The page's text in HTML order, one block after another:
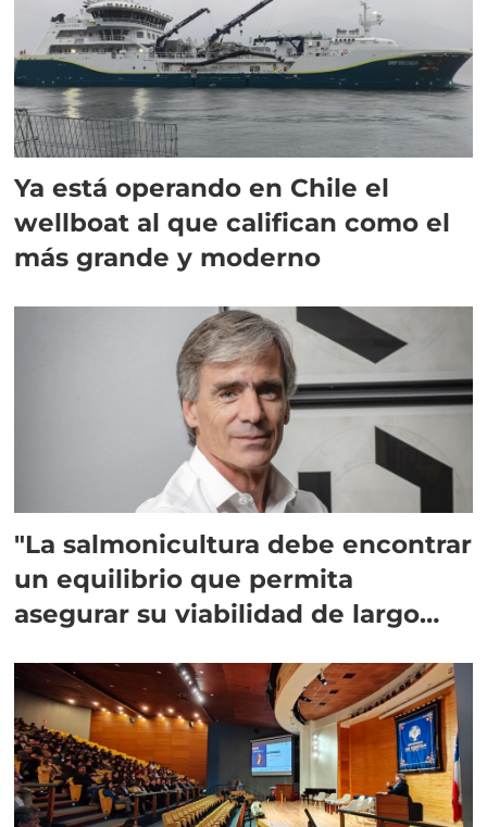
Ya está operando en Chile el
wellboat al que califican como el
más grande y moderno
"La salmonicultura debe encontrar
un equilibrio que permita
asegurar su viabilidad de largo